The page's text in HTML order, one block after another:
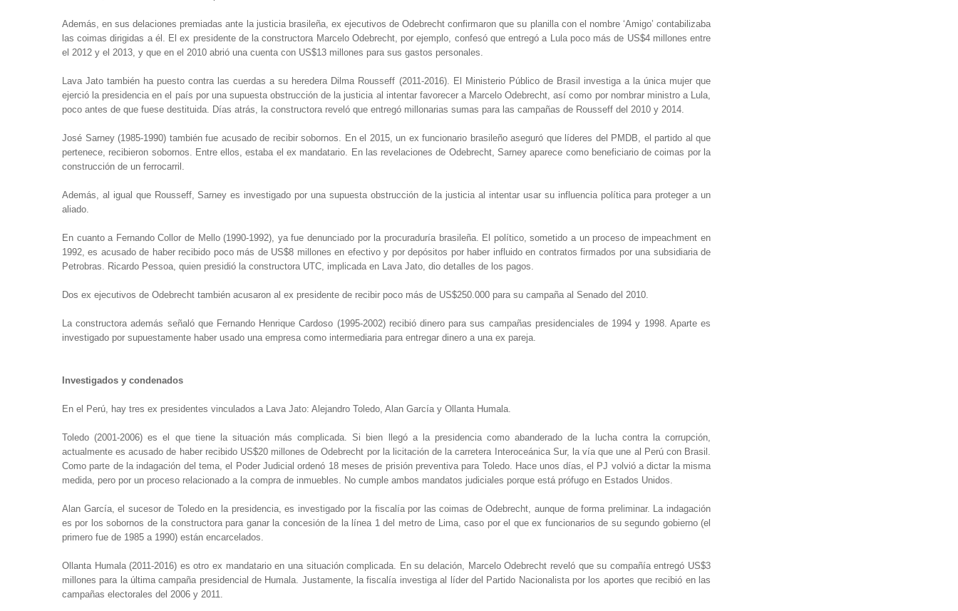
Además, en sus delaciones premiadas ante la justicia brasileña, ex ejecutivos de Odebrecht confirmaron que su planilla con el nombre ‘Amigo’ contabilizaba
las coimas dirigidas a él. El ex presidente de la constructora Marcelo Odebrecht, por ejemplo, confesó que entregó a Lula poco más de US$4 millones entre
el 2012 y el 2013, y que en el 2010 abrió una cuenta con US$13 millones para sus gastos personales.
Lava Jato también ha puesto contra las cuerdas a su heredera Dilma Rousseff (2011-2016). El Ministerio Público de Brasil investiga a la única mujer que
ejerció la presidencia en el país por una supuesta obstrucción de la justicia al intentar favorecer a Marcelo Odebrecht, así como por nombrar ministro a Lula,
poco antes de que fuese destituida. Días atrás, la constructora reveló que entregó millonarias sumas para las campañas de Rousseff del 2010 y 2014.
José Sarney (1985-1990) también fue acusado de recibir sobornos. En el 2015, un ex funcionario brasileño aseguró que líderes del PMDB, el partido al que
pertenece, recibieron sobornos. Entre ellos, estaba el ex mandatario. En las revelaciones de Odebrecht, Sarney aparece como beneficiario de coimas por la
construcción de un ferrocarril.
Además, al igual que Rousseff, Sarney es investigado por una supuesta obstrucción de la justicia al intentar usar su influencia política para proteger a un
aliado.
En cuanto a Fernando Collor de Mello (1990-1992), ya fue denunciado por la procuraduría brasileña. El político, sometido a un proceso de impeachment en
1992, es acusado de haber recibido poco más de US$8 millones en efectivo y por depósitos por haber influido en contratos firmados por una subsidiaria de
Petrobras. Ricardo Pessoa, quien presidió la constructora UTC, implicada en Lava Jato, dio detalles de los pagos.
Dos ex ejecutivos de Odebrecht también acusaron al ex presidente de recibir poco más de US$250.000 para su campaña al Senado del 2010.
La constructora además señaló que Fernando Henrique Cardoso (1995-2002) recibió dinero para sus campañas presidenciales de 1994 y 1998. Aparte es
investigado por supuestamente haber usado una empresa como intermediaria para entregar dinero a una ex pareja.
Investigados y condenados
En el Perú, hay tres ex presidentes vinculados a Lava Jato: Alejandro Toledo, Alan García y Ollanta Humala.
Toledo (2001-2006) es el que tiene la situación más complicada. Si bien llegó a la presidencia como abanderado de la lucha contra la corrupción,
actualmente es acusado de haber recibido US$20 millones de Odebrecht por la licitación de la carretera Interoceánica Sur, la vía que une al Perú con Brasil.
Como parte de la indagación del tema, el Poder Judicial ordenó 18 meses de prisión preventiva para Toledo. Hace unos días, el PJ volvió a dictar la misma
medida, pero por un proceso relacionado a la compra de inmuebles. No cumple ambos mandatos judiciales porque está prófugo en Estados Unidos.
Alan García, el sucesor de Toledo en la presidencia, es investigado por la fiscalía por las coimas de Odebrecht, aunque de forma preliminar. La indagación
es por los sobornos de la constructora para ganar la concesión de la línea 1 del metro de Lima, caso por el que ex funcionarios de su segundo gobierno (el
primero fue de 1985 a 1990) están encarcelados.
Ollanta Humala (2011-2016) es otro ex mandatario en una situación complicada. En su delación, Marcelo Odebrecht reveló que su compañía entregó US$3
millones para la última campaña presidencial de Humala. Justamente, la fiscalía investiga al líder del Partido Nacionalista por los aportes que recibió en las
campañas electorales del 2006 y 2011.